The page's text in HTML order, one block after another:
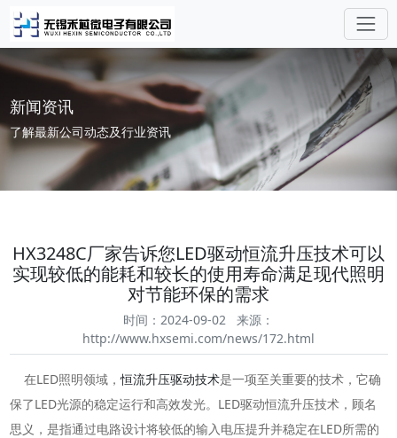
新闻资讯
了解最新公司动态及行业资讯
HX3248C厂家告诉您LED驱动恒流升压技术可以
实现较低的能耗和较长的使用寿命满足现代照明
对节能环保的需求
时间：2024-09-02 来源：
http://www.hxsemi.com/news/172.html
在LED照明领域，恒流升压驱动技术是一项至关重要的技术，它确
保了LED光源的稳定运行和高效发光。LED驱动恒流升压技术，顾名
思义，是指通过电路设计将较低的输入电压提升并稳定在LED所需的